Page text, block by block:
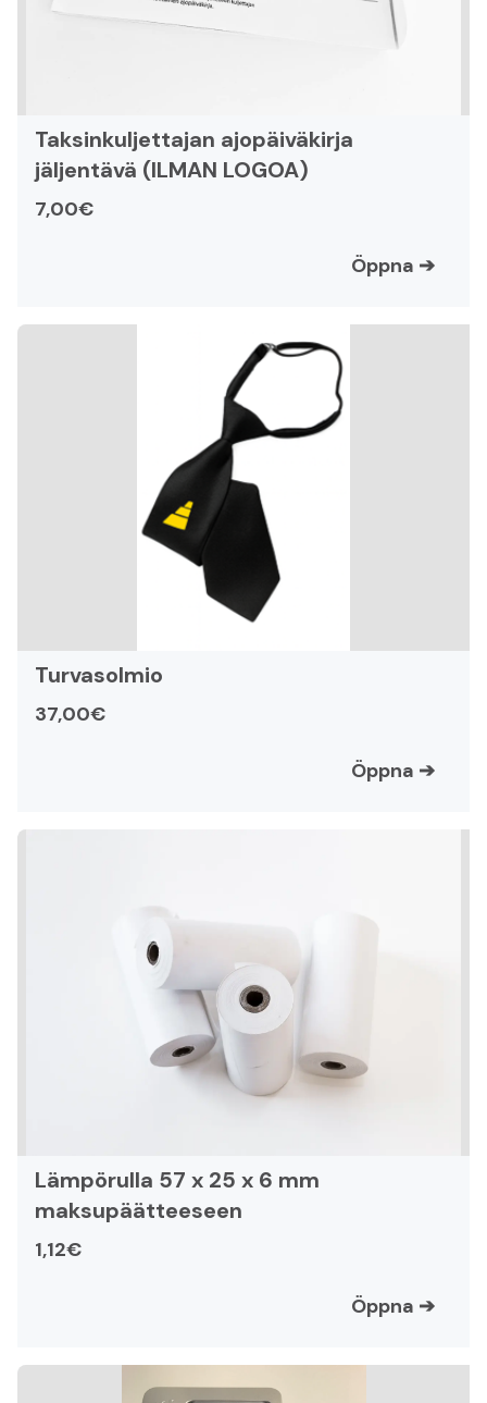
Taksinkuljettajan ajopäiväkirja
jäljentävä (ILMAN LOGOA)
7,00€
Öppna ➔
Turvasolmio
37,00€
Öppna ➔
Lämpörulla 57 x 25 x 6 mm
maksupäätteeseen
1,12€
Öppna ➔